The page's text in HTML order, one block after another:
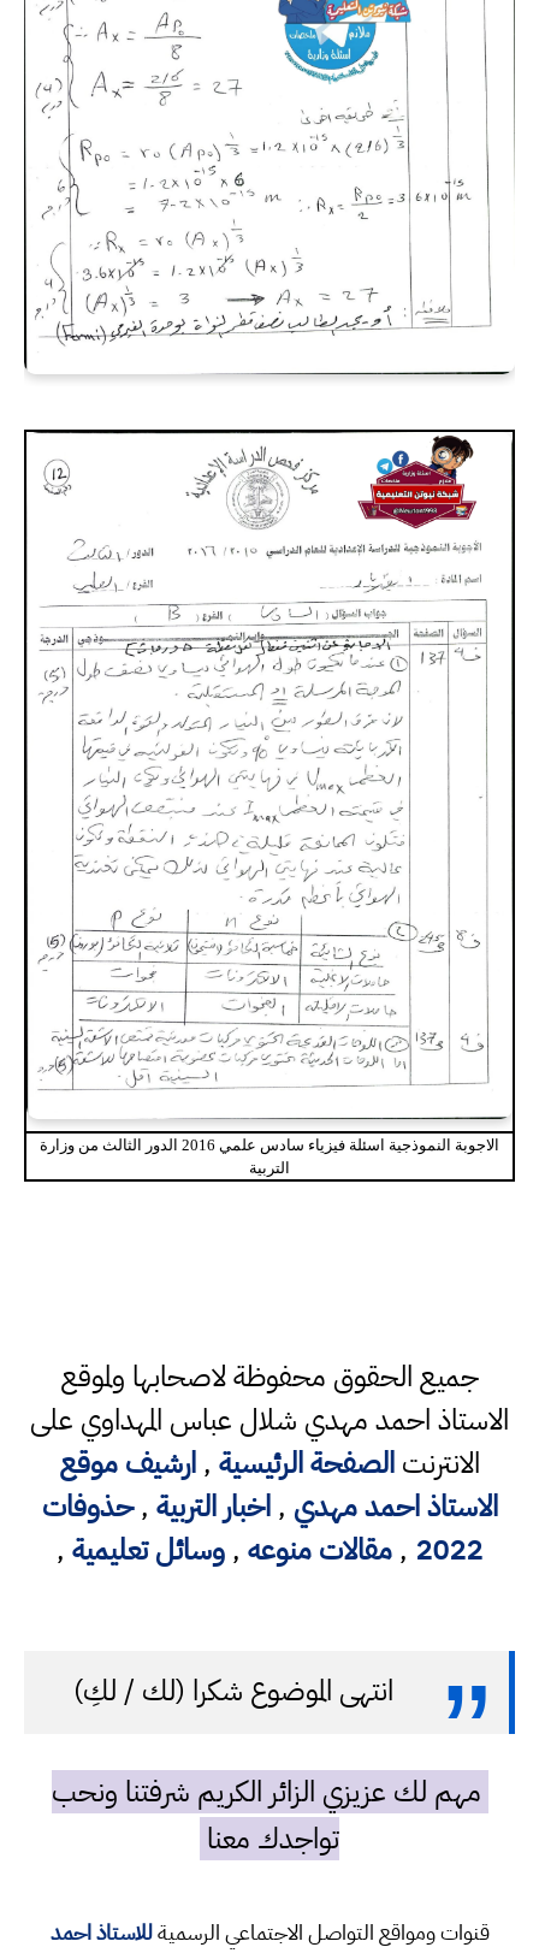
الاجوبة النموذجية اسئلة فيزياء سادس علمي 2016 الدور الثالث من وزارة
التربية
جميع الحقوق محفوظة لاصحابها ولموقع
الاستاذ احمد مهدي شلال عباس المهداوي على
الانترنتالصفحة الرئيسية ,ارشيف موقع
الاستاذ احمد مهدي ,اخبار التربية ,حذوفات
2022
,مقالات منوعه ,وسائل تعليمية ,
انتهى الموضوع شكرا (لك / لكِ)
مهم لك عزيزي الزائر الكريم شرفتنا ونحب
تواجدك معنا
قنوات ومواقع التواصل الاجتماعي الرسميةللاستاذ احمد